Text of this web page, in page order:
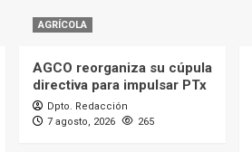
AGRÍCOLA
AGCO reorganiza su cúpula
directiva para impulsar PTx
Dpto. Redacción
7 agosto, 2026
265